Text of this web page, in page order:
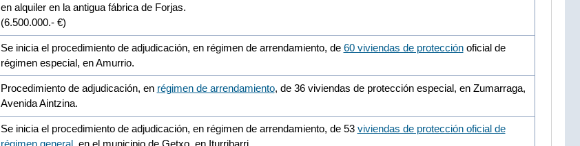
en alquiler en la antigua fábrica de Forjas.
(6.500.000.- €)
Se inicia el procedimiento de adjudicación, en régimen de arrendamiento, de 60 viviendas de protecciónoficial de
régimen especial, en Amurrio.
Procedimiento de adjudicación, en régimen de arrendamiento, de 36 viviendas de protección especial, en Zumarraga,
Avenida Aintzina.
Se inicia el procedimiento de adjudicación, en régimen de arrendamiento, de 53 viviendas de protección oficial de
régimen general, en el municipio de Getxo, en Iturribarri